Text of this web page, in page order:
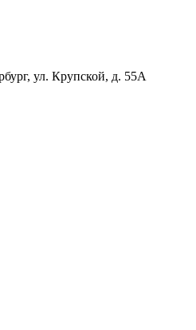
ул. Крупской, д. 55А